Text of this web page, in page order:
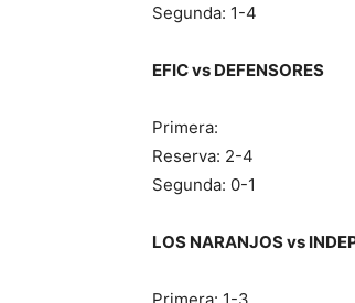
Segunda: 1-4
EFIC vs DEFENSORES
Primera:
Reserva: 2-4
Segunda: 0-1
LOS NARANJOS vs